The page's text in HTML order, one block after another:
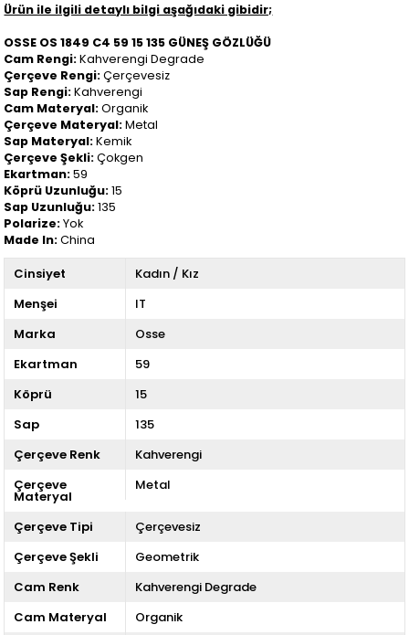
Ürün ile ilgili detaylı bilgi aşağıdaki gibidir;
OSSE OS 1849 C4 59 15 135 GÜNEŞ GÖZLÜĞÜ
Cam Rengi:Kahverengi Degrade
Çerçeve Rengi:Çerçevesiz
Sap Rengi:Kahverengi
Cam Materyal:Organik
Çerçeve Materyal:Metal
Sap Materyal:Kemik
Çerçeve Şekli:Çokgen
Ekartman:59
Köprü Uzunluğu:15
Sap Uzunluğu:135
Polarize:Yok
Made In:China
Cinsiyet
Kadın / Kız
Menşei
IT
Marka
Osse
Ekartman
59
Köprü
15
Sap
135
Çerçeve Renk
Kahverengi
Çerçeve
Materyal
Metal
Çerçeve Tipi
Çerçevesiz
Çerçeve Şekli
Geometrik
Cam Renk
Kahverengi Degrade
Cam Materyal
Organik